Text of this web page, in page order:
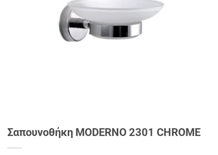
Σαπουνοθήκη MODERNO 2301 CHROME